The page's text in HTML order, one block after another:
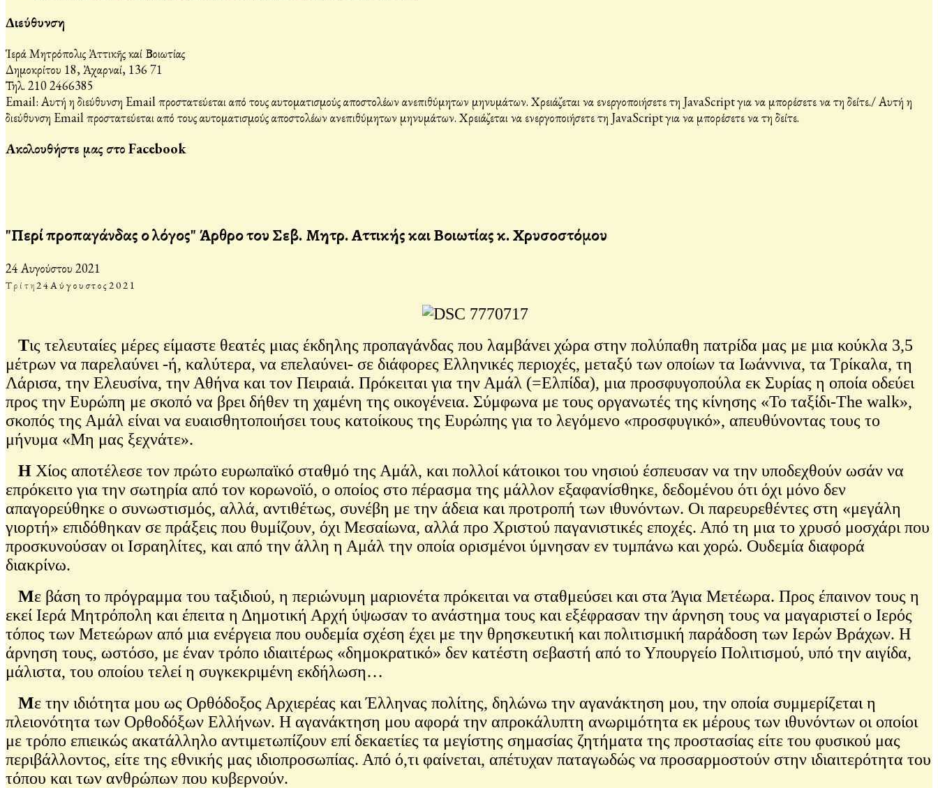
Διεύθυνση
Ἱερά Μητρόπολις Ἀττικῆς καί Βοιωτίας
Δημοκρίτου 18, Ἀχαρναί, 136 71
Τηλ. 210 2466385
Email: Αυτή η διεύθυνση Email προστατεύεται από τους αυτοματισμούς αποστολέων ανεπιθύμητων μηνυμάτων. Χρειάζεται να ενεργοποιήσετε τη JavaScript για να μπορέσετε να τη δείτε./Αυτή η
διεύθυνση Email προστατεύεται από τους αυτοματισμούς αποστολέων ανεπιθύμητων μηνυμάτων. Χρειάζεται να ενεργοποιήσετε τη JavaScript για να μπορέσετε να τη δείτε.
Ακολουθήστε μας στο Facebook
"Περί προπαγάνδας ο λόγος" Άρθρο του Σεβ. Μητρ. Αττικής και Βοιωτίας κ. Χρυσοστόμου
24 Αυγούστου 2021
Τρίτη24Αύγουστος2021
Τις τελευταίες μέρες είμαστε θεατές μιας έκδηλης προπαγάνδας που λαμβάνει χώρα στην πολύπαθη πατρίδα μας με μια κούκλα 3,5
μέτρων να παρελαύνει -ή, καλύτερα, να επελαύνει- σε διάφορες Ελληνικές περιοχές, μεταξύ των οποίων τα Ιωάννινα, τα Τρίκαλα, τη
Λάρισα, την Ελευσίνα, την Αθήνα και τον Πειραιά. Πρόκειται για την Αμάλ (=Ελπίδα), μια προσφυγοπούλα εκ Συρίας η οποία οδεύει
προς την Ευρώπη με σκοπό να βρει δήθεν τη χαμένη της οικογένεια. Σύμφωνα με τους οργανωτές της κίνησης «Το ταξίδι-The walk»,
σκοπός της Αμάλ είναι να ευαισθητοποιήσει τους κατοίκους της Ευρώπης για το λεγόμενο «προσφυγικό», απευθύνοντας τους το
μήνυμα «Μη μας ξεχνάτε».
Η Χίος αποτέλεσε τον πρώτο ευρωπαϊκό σταθμό της Αμάλ, και πολλοί κάτοικοι του νησιού έσπευσαν να την υποδεχθούν ωσάν να
επρόκειτο για την σωτηρία από τον κορωνοϊό, ο οποίος στο πέρασμα της μάλλον εξαφανίσθηκε, δεδομένου ότι όχι μόνο δεν
απαγορεύθηκε ο συνωστισμός, αλλά, αντιθέτως, συνέβη με την άδεια και προτροπή των ιθυνόντων. Οι παρευρεθέντες στη «μεγάλη
γιορτή» επιδόθηκαν σε πράξεις που θυμίζουν, όχι Μεσαίωνα, αλλά προ Χριστού παγανιστικές εποχές. Από τη μια το χρυσό μοσχάρι που
προσκυνούσαν οι Ισραηλίτες, και από την άλλη η Αμάλ την οποία ορισμένοι ύμνησαν εν τυμπάνω και χορώ. Ουδεμία διαφορά
διακρίνω.
Με βάση το πρόγραμμα του ταξιδιού, η περιώνυμη μαριονέτα πρόκειται να σταθμεύσει και στα Άγια Μετέωρα. Προς έπαινον τους η
εκεί Ιερά Μητρόπολη και έπειτα η Δημοτική Αρχή ύψωσαν το ανάστημα τους και εξέφρασαν την άρνηση τους να μαγαριστεί ο Ιερός
τόπος των Μετεώρων από μια ενέργεια που ουδεμία σχέση έχει με την θρησκευτική και πολιτισμική παράδοση των Ιερών Βράχων. Η
άρνηση τους, ωστόσο, με έναν τρόπο ιδιαιτέρως «δημοκρατικό» δεν κατέστη σεβαστή από το Υπουργείο Πολιτισμού, υπό την αιγίδα,
μάλιστα, του οποίου τελεί η συγκεκριμένη εκδήλωση…
Με την ιδιότητα μου ως Ορθόδοξος Αρχιερέας και Έλληνας πολίτης, δηλώνω την αγανάκτηση μου, την οποία συμμερίζεται η
πλειονότητα των Ορθοδόξων Ελλήνων. Η αγανάκτηση μου αφορά την απροκάλυπτη ανωριμότητα εκ μέρους των ιθυνόντων οι οποίοι
με τρόπο επιεικώς ακατάλληλο αντιμετωπίζουν επί δεκαετίες τα μεγίστης σημασίας ζητήματα της προστασίας είτε του φυσικού μας
περιβάλλοντος, είτε της εθνικής μας ιδιοπροσωπίας. Από ό,τι φαίνεται, απέτυχαν παταγωδώς να προσαρμοστούν στην ιδιαιτερότητα του
τόπου και των ανθρώπων που κυβερνούν.